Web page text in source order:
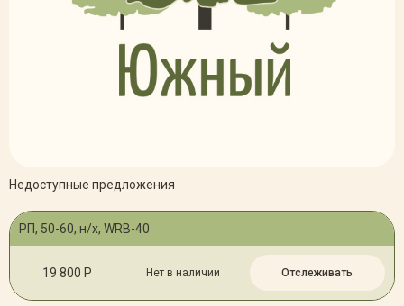
Недоступные предложения
РП, 50-60, н/х, WRB-40
19 800 Р Нет в наличии Отслеживать